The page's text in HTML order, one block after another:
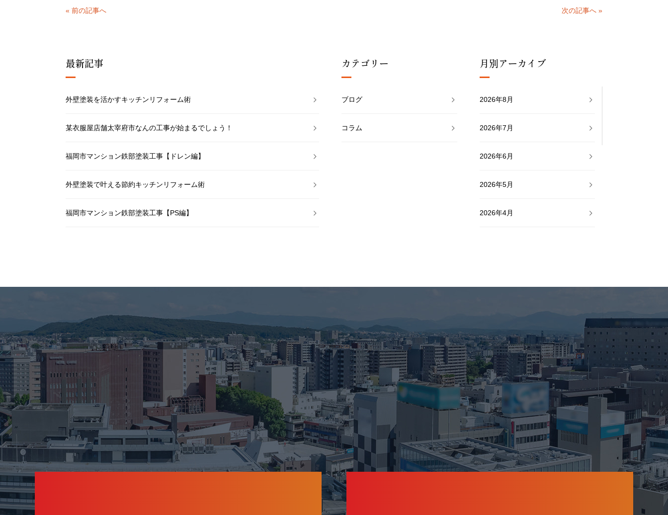
« 前の記事へ 次の記事へ »
最新記事
外壁塗装を活かすキッチンリフォーム術
某衣服屋店舗太宰府市なんの工事が始まるでしょう！
福岡市マンション鉄部塗装工事【ドレン編】
外壁塗装で叶える節約キッチンリフォーム術
福岡市マンション鉄部塗装工事【PS編】
カテゴリー
ブログ
コラム
月別アーカイブ
2026年8月
2026年7月
2026年6月
2026年5月
2026年4月
2025年11月
2025年10月
2025年9月